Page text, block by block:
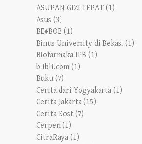
ASUPAN GIZI TEPAT (1)
Asus (3)
BE♦BOB (1)
Binus University di Bekasi (1)
Biofarmaka IPB (1)
blibli.com (1)
Buku (7)
Cerita dari Yogyakarta (1)
Cerita Jakarta (15)
Cerita Kost (7)
Cerpen (1)
CitraRaya (1)